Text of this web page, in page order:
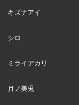
キズナアイ
シロ
ミライアカリ
月ノ美兎
19